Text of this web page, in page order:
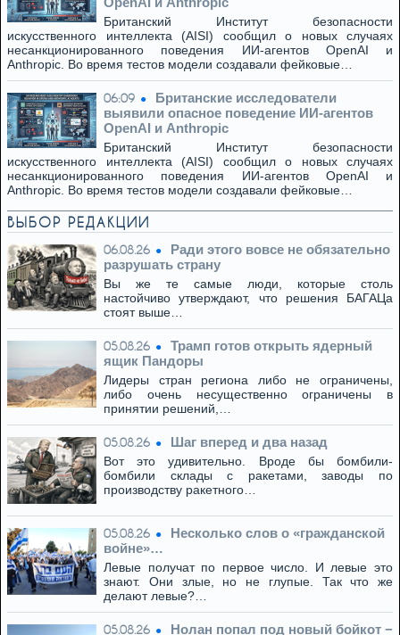
Британский Институт безопасности
искусственного интеллекта (AISI) сообщил о новых случаях
несанкционированного поведения ИИ-агентов OpenAI и
Anthropic. Во время тестов модели создавали фейковые…
06:09
Британские исследователи
выявили опасное поведение ИИ-агентов
OpenAI и Anthropic
Британский Институт безопасности
искусственного интеллекта (AISI) сообщил о новых случаях
несанкционированного поведения ИИ-агентов OpenAI и
Anthropic. Во время тестов модели создавали фейковые…
ВЫБОР РЕДАКЦИИ
06.08.26
Ради этого вовсе не обязательно
разрушать страну
Вы же те самые люди, которые столь
настойчиво утверждают, что решения БАГАЦа
стоят выше…
05.08.26
Трамп готов открыть ядерный
ящик Пандоры
Лидеры стран региона либо не ограничены,
либо очень несущественно ограничены в
принятии решений,…
05.08.26 Шаг вперед и два назад
Вот это удивительно. Вроде бы бомбили-
бомбили склады с ракетами, заводы по
производству ракетного…
05.08.26
Несколько слов о «гражданской
войне»…
Левые получат по первое число. И левые это
знают. Они злые, но не глупые. Так что же
делают левые?…
05.08.26 Нолан попал под новый бойкот −